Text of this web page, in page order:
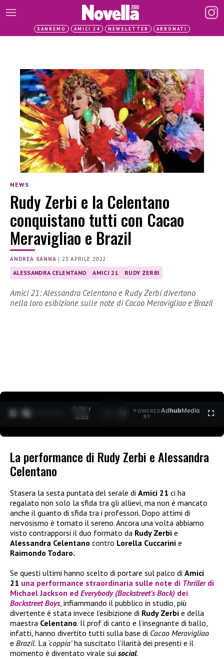
SANREMO AMICI 24 NEWSLETTER ABBONATI
NEWS
Rudy Zerbi e la Celentano
conquistano tutti con Cacao
Meravigliao e Brazil
ANDREA SANNA |23 APRILE 2022
ALESSANDRA CELENTANO AMICI 21 RUDY ZERBI
Amici 21: Alessandra Celentano e Rudy Zerbi divertono
nella loro esibizione sulle note di Cacao Meravigliao e Brazil
0:30 /
3:35
POWERED
BY
AdhubMedia
La performance di Rudy Zerbi e Alessandra
Celentano
Stasera la sesta puntata del serale di Amici 21 ci ha
regalato non solo la sfida tra gli allievi, ma non è mancato
anche il guanto di sfida tra i professori. Dopo attimi di
nervosismo è tornato il sereno. Ancora una volta abbiamo
visto contrapporsi il duo formato da Rudy Zerbi e
Alessandra Celentano contro Lorella Cuccarini e
Raimondo Todaro.
Se questi ultimi hanno scelto di portare sul palco di Amici
21 una performance straordinaria sulle note di Thrillerdi
Michael Jackson ed Everybody (Backstreet’s Back) dei
Backstreet Boys, infiammando il pubblico in studio, più
divertente è stata invece l’esibizione di Rudy Zerbi e della
maestra Celentano. Il prof di canto e l’insegnante di ballo,
infatti, hanno divertito tutti sulla base di Cacao Meravigliao
e Brazil. La ‘coppia’ha suscitato l’ilarità dei presenti e il
momento è diventato virale sui social.